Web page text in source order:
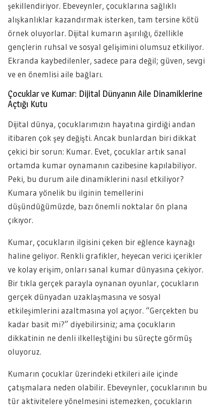
şekillendiriyor. Ebeveynler, çocuklarına sağlıklı
alışkanlıklar kazandırmak isterken, tam tersine kötü
örnek oluyorlar. Dijital kumarın aşırılığı, özellikle
gençlerin ruhsal ve sosyal gelişimini olumsuz etkiliyor.
Ekranda kaybedilenler, sadece para değil; güven, sevgi
ve en önemlisi aile bağları.
Çocuklar ve Kumar: Dijital Dünyanın Aile Dinamiklerine
Açtığı Kutu
Dijital dünya, çocuklarımızın hayatına girdiği andan
itibaren çok şey değişti. Ancak bunlardan biri dikkat
çekici bir sorun: Kumar. Evet, çocuklar artık sanal
ortamda kumar oynamanın cazibesine kapılabiliyor.
Peki, bu durum aile dinamiklerini nasıl etkiliyor?
Kumara yönelik bu ilginin temellerini
düşündüğümüzde, bazı önemli noktalar ön plana
çıkıyor.
Kumar, çocukların ilgisini çeken bir eğlence kaynağı
haline geliyor. Renkli grafikler, heyecan verici içerikler
ve kolay erişim, onları sanal kumar dünyasına çekiyor.
Bir tıkla gerçek parayla oynanan oyunlar, çocukların
gerçek dünyadan uzaklaşmasına ve sosyal
etkileşimlerini azaltmasına yol açıyor. “Gerçekten bu
kadar basit mi?” diyebilirsiniz; ama çocukların
dikkatinin ne denli ilkelleştiğini bu süreçte görmüş
oluyoruz.
Kumarın çocuklar üzerindeki etkileri aile içinde
çatışmalara neden olabilir. Ebeveynler, çocuklarının bu
tür aktivitelere yönelmesini istemezken, çocukların